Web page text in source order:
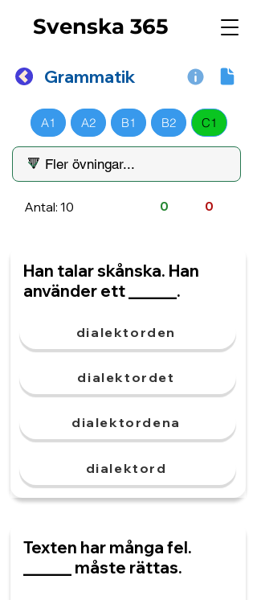
Svenska 365
Grammatik
A1 A2 B1 B2 C1
Antal: 10 0 0
Han talar skånska. Han
använder ett ______.
dialektorden
dialektordet
dialektordena
dialektord
Texten har många fel.
______ måste rättas.